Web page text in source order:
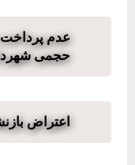
عدم
حجمی
اعتراض